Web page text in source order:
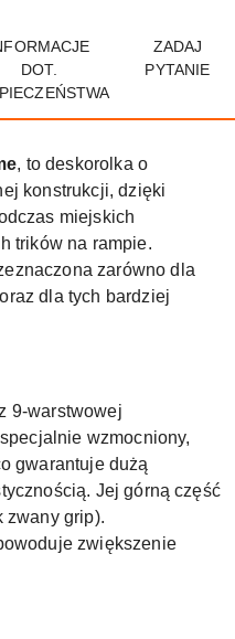
DOT.
ZADAJ
PYTANIE
, to deskorolka o
konstrukcji, dzięki
miejskich
trików na rampie.
zarówno dla
dla tych bardziej
9-warstwowej
wzmocniony,
gwarantuje dużą
Jej górną część
zwany grip).
zwiększenie